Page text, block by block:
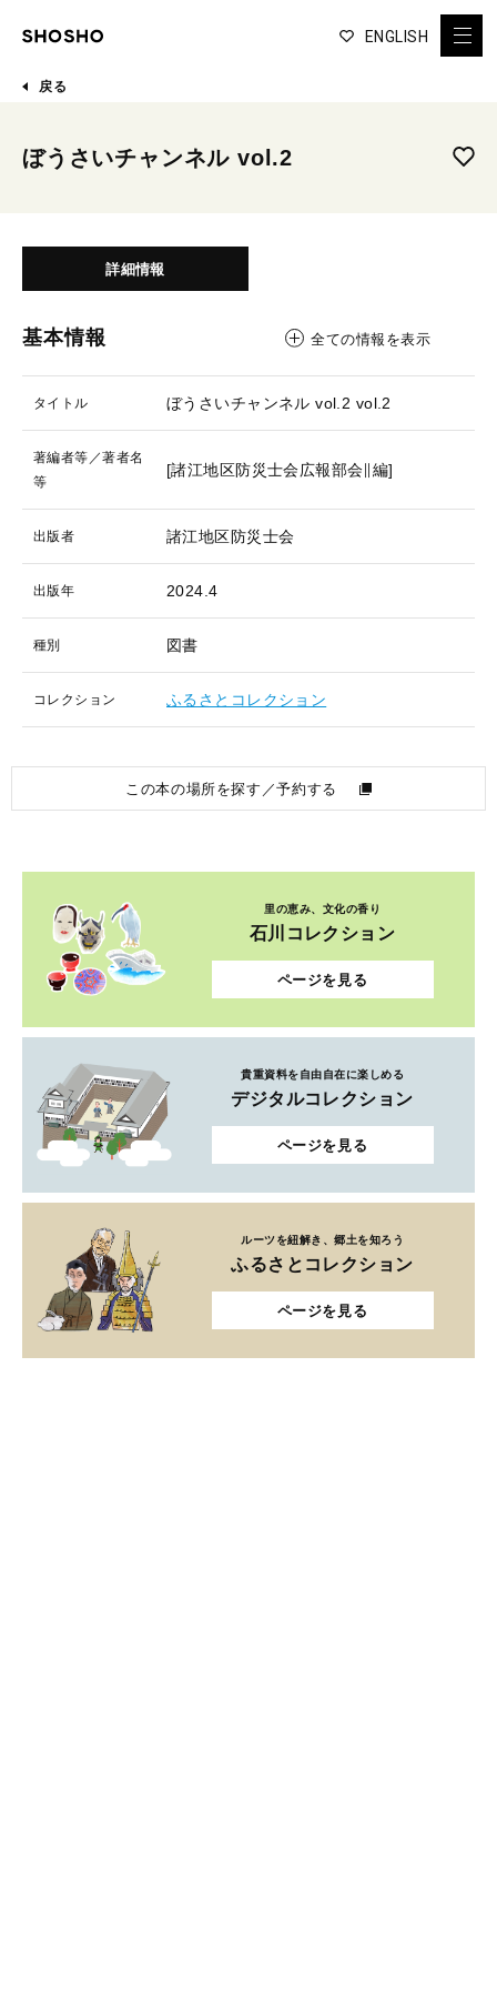
ENGLISH
戻る
ぼうさいチャンネル vol.2
詳細情報
基本情報 全ての情報を表示
タイトル ぼうさいチャンネル vol.2 vol.2
著編者等／著者名
等
[諸江地区防災士会広報部会∥編]
出版者 諸江地区防災士会
出版年 2024.4
種別 図書
コレクション ふるさとコレクション
この本の場所を探す／予約する
里の恵み、文化の香り
石川コレクション
ページを見る
貴重資料を自由自在に楽しめる
デジタルコレクション
ページを見る
ルーツを紐解き、郷土を知ろう
ふるさとコレクション
ページを見る